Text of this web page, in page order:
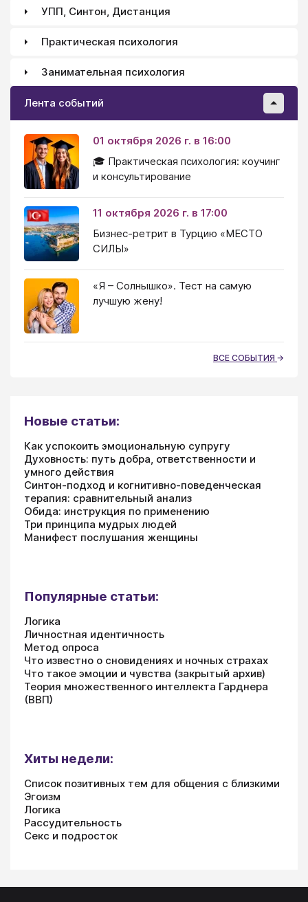
УПП, Синтон, Дистанция
Практическая психология
Занимательная психология
Лента событий
01 октября 2026 г. в 16:00
🎓 Практическая психология: коучинг
и консультирование
11 октября 2026 г. в 17:00
Бизнес-ретрит в Турцию «МЕСТО
СИЛЫ»
«Я – Солнышко». Тест на самую
лучшую жену!
ВСЕ СОБЫТИЯ
Новые статьи:
Как успокоить эмоциональную супругу
Духовность: путь добра, ответственности и
умного действия
Синтон-подход и когнитивно-поведенческая
терапия: сравнительный анализ
Обида: инструкция по применению
Три принципа мудрых людей
Манифест послушания женщины
Популярные статьи:
Логика
Личностная идентичность
Метод опроса
Что известно о сновидениях и ночных страхах
Что такое эмоции и чувства (закрытый архив)
Теория множественного интеллекта Гарднера
(ВВП)
Хиты недели:
Список позитивных тем для общения с близкими
Эгоизм
Логика
Рассудительность
Секс и подросток